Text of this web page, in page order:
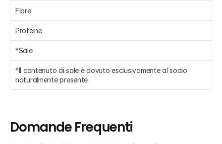
Fibre
Proteine
*Sale
*Il contenuto di sale è dovuto esclusivamente al sodio
naturalmente presente
Domande Frequenti